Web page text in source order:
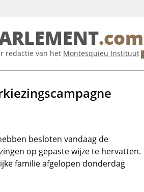
.com
redactie van het Montesquieu Instituut
besloten vandaag de
op gepaste wijze te hervatten.
familie afgelopen donderdag